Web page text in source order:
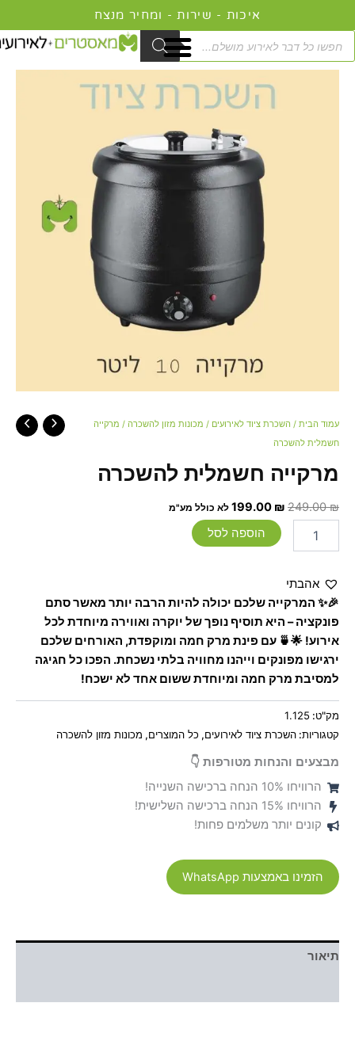
לתוכן
איכות - שירות - ומחיר מנצח
Products
search
עמוד הבית / השכרת ציוד לאירועים / מכונות מזון להשכרה / מרקייה
חשמלית להשכרה
מרקייה חשמלית להשכרה
249.00₪
המקורי
249.00 ₪.
199.00 ₪
הנוכחי
199.00 ₪.
לא כולל מע"מ
הוספה לסל
אהבתי
🎉✨ המרקייה שלכם יכולה להיות הרבה יותר מאשר סתם
פונקציה – היא תוסיף נופך של יוקרה ואווירה מיוחדת לכל
אירוע! 🌟🍵 עם פינת מרק חמה ומוקפדת, האורחים שלכם
ירגישו מפונקים וייהנו מחוויה בלתי נשכחת. הפכו כל חגיגה
למסיבת מרק חמה ומיוחדת ששום אחד לא ישכח!
מק"ט: 1.125
קטגוריות: השכרת ציוד לאירועים, כל המוצרים, מכונות מזון להשכרה
מבצעים והנחות מטורפות 👇
הרוויחו 10% הנחה ברכישה השנייה!
הרוויחו 15% הנחה ברכישה השלישית!
קונים יותר משלמים פחות!
הזמינו באמצעות WhatsApp
תיאור